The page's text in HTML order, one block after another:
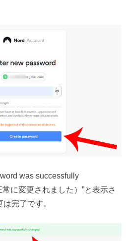
was successfully
に変更されました）”と表示さ
完了です。